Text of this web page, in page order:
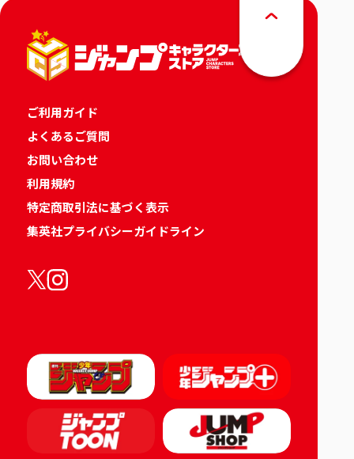
ご利用ガイド
よくあるご質問
お問い合わせ
利用規約
特定商取引法に基づく表示
集英社プライバシーガイドライン